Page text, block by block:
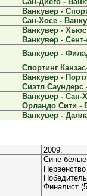
Ванкувер -
Сан-Хосе -
Ванкувер -
Ванкувер -
Ванкувер -
Спортинг
Ванкувер -
Сиэтл Саундерс
Ванкувер - Сан-
Орландо Сити -
Ванкувер -
2009.
Сине-
Финалист